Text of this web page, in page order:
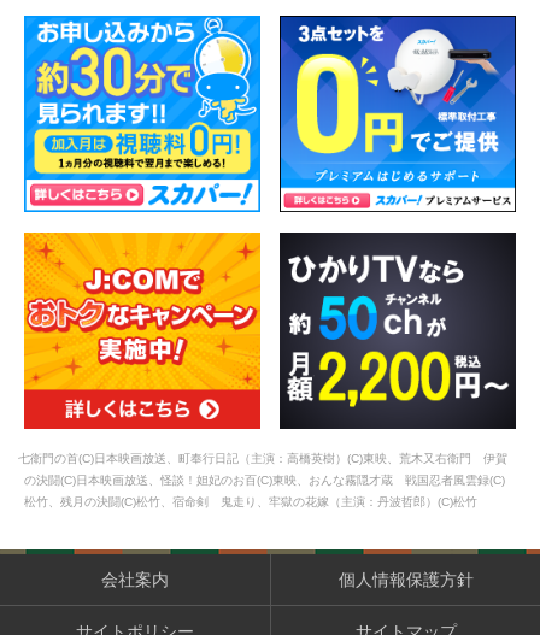
七衛門の首(C)日本映画放送、町奉行日記（主演：高橋英樹）(C)東映、荒木又右衛門 伊賀
の決闘(C)日本映画放送、怪談！妲妃のお百(C)東映、おんな霧隠才蔵 戦国忍者風雲録(C)
松竹、残月の決闘(C)松竹、宿命剣 鬼走り、牢獄の花嫁（主演：丹波哲郎）(C)松竹
会社案内 個人情報保護方針